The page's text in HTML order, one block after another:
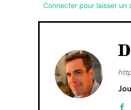
Connecter pour laisser un